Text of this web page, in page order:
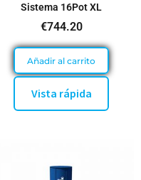
Sistema 16Pot XL
€744.20
Añadir al carrito
Vista rápida